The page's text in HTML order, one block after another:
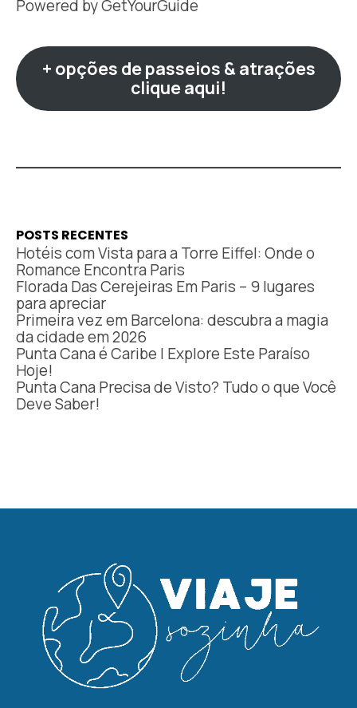
Powered byGetYourGuide
+ opções de passeios & atrações
clique aqui!
POSTS RECENTES
Hotéis com Vista para a Torre Eiffel: Onde o
Romance Encontra Paris
Florada Das Cerejeiras Em Paris – 9 lugares
para apreciar
Primeira vez em Barcelona: descubra a magia
da cidade em 2026
Punta Cana é Caribe | Explore Este Paraíso
Hoje!
Punta Cana Precisa de Visto? Tudo o que Você
Deve Saber!